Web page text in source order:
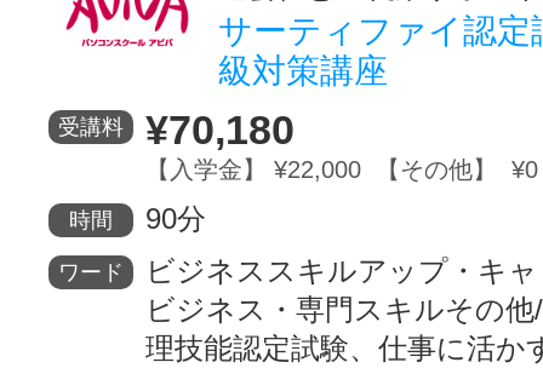
サーティファイ認定
級対策講座
受講料 ¥70,180
【入学金】 ¥22,000 【その他】 ¥0
時間 90分
ワード
ビジネススキルアップ・キ
ビジネス・専門スキルその他
理技能認定試験、仕事に活か